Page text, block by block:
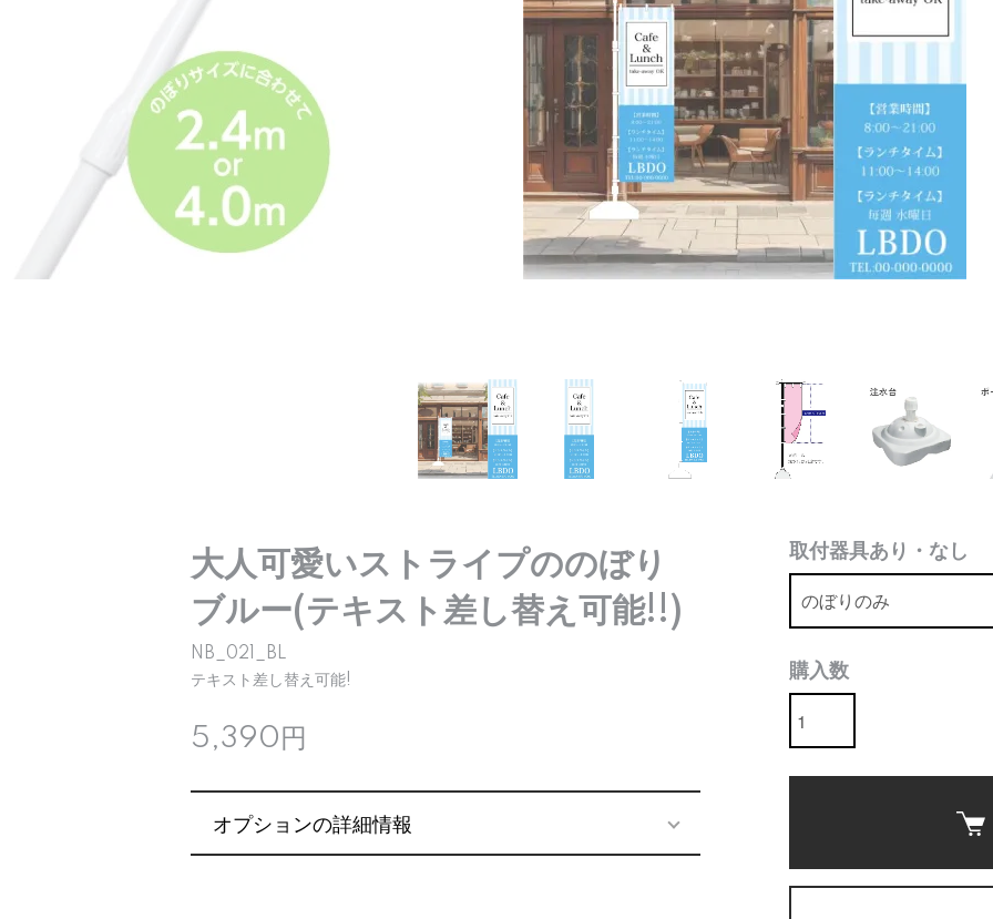
大人可愛いストライプののぼり
ブルー(テキスト差し替え可能!!)
NB_021_BL
テキスト差し替え可能!
5,390円
オプションの詳細情報
取付器具あり・なし
購入数